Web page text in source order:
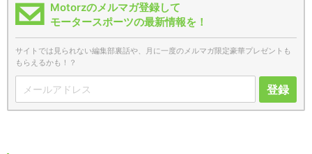
Motorzのメルマガ登録して
モータースポーツの最新情報を！
サイトでは見られない編集部裏話や、月に一度のメルマガ限定豪華プレゼントも
もらえるかも！？
登録